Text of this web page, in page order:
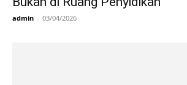
admin - 03/04/2026